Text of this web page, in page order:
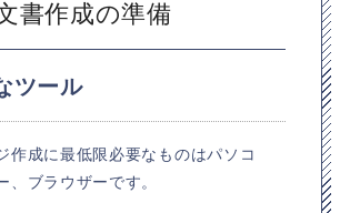
書作成の準備
ツール
作成に最低限必要なものはパソコ
、ブラウザーです。